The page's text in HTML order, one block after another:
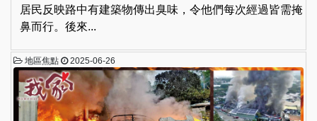
居民反映路中有建築物傳出臭味，令他們每次經過皆需掩
鼻而行。後來...
地區焦點 2025-06-26